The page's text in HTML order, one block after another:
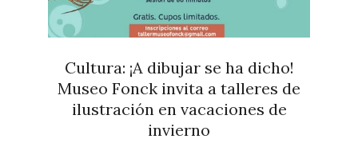
Cultura: ¡A dibujar se ha dicho!
Museo Fonck invita a talleres de
ilustración en vacaciones de
invierno